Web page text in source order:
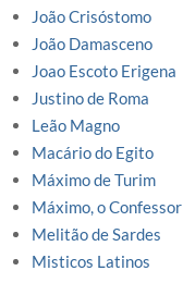
João Crisóstomo
João Damasceno
Joao Escoto Erigena
Justino de Roma
Leão Magno
Macário do Egito
Máximo de Turim
Máximo, o Confessor
Melitão de Sardes
Misticos Latinos